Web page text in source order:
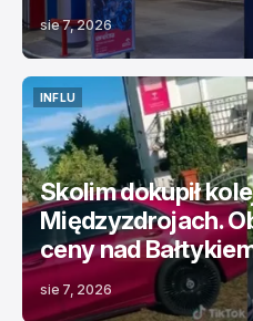
sie 7, 2026
INFLU
INFLU
Skolim dokupił
Międzyzdrojach.
ceny nad
sie 7, 2026